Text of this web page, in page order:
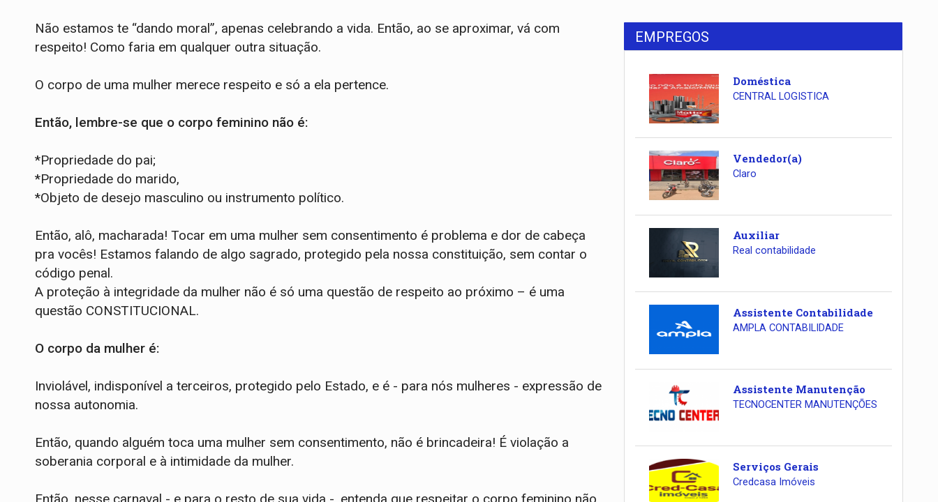
Não estamos te “dando moral”, apenas celebrando a vida. Então, ao se aproximar, vá com
respeito! Como faria em qualquer outra situação.
O corpo de uma mulher merece respeito e só a ela pertence.
Então, lembre-se que o corpo feminino não é:
*Propriedade do pai;
*Propriedade do marido,
*Objeto de desejo masculino ou instrumento político.
Então, alô, macharada! Tocar em uma mulher sem consentimento é problema e dor de cabeça
pra vocês! Estamos falando de algo sagrado, protegido pela nossa constituição, sem contar o
código penal.
A proteção à integridade da mulher não é só uma questão de respeito ao próximo – é uma
questão CONSTITUCIONAL.
O corpo da mulher é:
Inviolável, indisponível a terceiros, protegido pelo Estado, e é - para nós mulheres - expressão de
nossa autonomia.
Então, quando alguém toca uma mulher sem consentimento, não é brincadeira! É violação a
soberania corporal e à intimidade da mulher.
EMPREGOS
Doméstica
CENTRAL LOGISTICA
Vendedor(a)
Claro
Auxiliar
Real contabilidade
Assistente Contabilidade
AMPLA CONTABILIDADE
Assistente Manutenção
TECNOCENTER MANUTENÇÕES
Serviços Gerais
Credcasa Imóveis